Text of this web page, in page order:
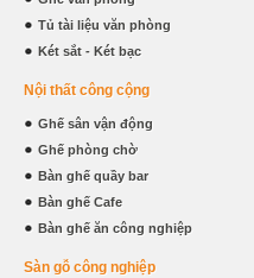
Tủ tài liệu văn phòng
Két sắt - Két bạc
Nội thất công cộng
Ghế sân vận động
Ghế phòng chờ
Bàn ghế quầy bar
Bàn ghế Cafe
Bàn ghế ăn công nghiệp
Sàn gỗ công nghiệp